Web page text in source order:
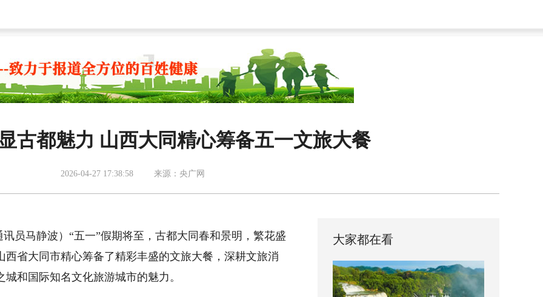
古都魅力 山西大同精心筹备五一文旅大餐
2026-04-27 17:38:58 来源：央广网
马静波）“五一”假期将至，古都大同春和景明，繁花盛
省大同市精心筹备了精彩丰盛的文旅大餐，深耕文旅消
和国际知名文化旅游城市的魅力。
大家都在看